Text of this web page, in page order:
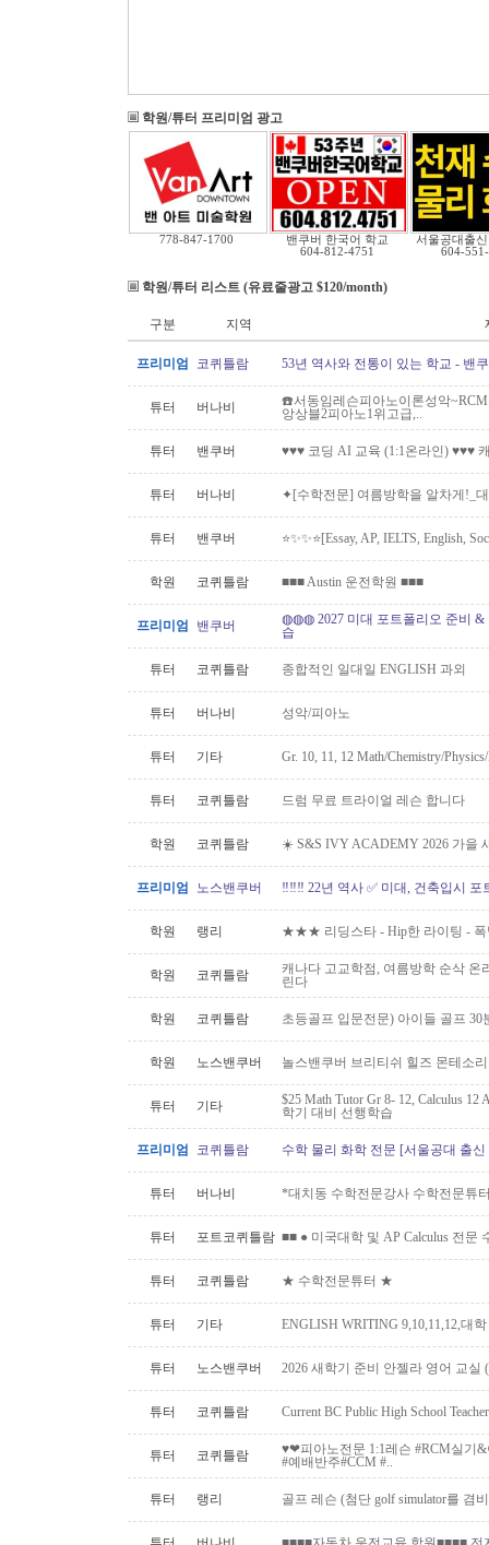
학원/튜터 프리미엄 광고
778-847-1700
밴쿠버 한국어 학교
604-812-4751
서울공대출
604-
학원/튜터 리스트 (유료줄광고 $120/month)
구분 지역
프리미엄 코퀴틀람 53년 역사와 전통이 있는 학교 - 밴
튜터 버나비
☎️서동임레슨피아노이론성악
앙상블2피아노1위고급,..
튜터 밴쿠버 ♥♥♥ 코딩 AI 교육 (1:1온라인) ♥♥♥
튜터 버나비 ✦[수학전문] 여름방학을 알차게!_
튜터 밴쿠버 ⭐️✨✨⭐️[Essay, AP, IELTS, English,
학원 코퀴틀람 ■■■ Austin 운전학원 ■■■
프리미엄 밴쿠버
◍◍◍ 2027 미대 포트폴리오 준비 &
습
튜터 코퀴틀람 종합적인 일대일 ENGLISH 과외
튜터 버나비 성악/피아노
튜터 기타 Gr. 10, 11, 12 Math/Chemistry/
튜터 코퀴틀람 드럼 무료 트라이얼 레슨 합니다
학원 코퀴틀람 ☀️ S&S IVY ACADEMY 2026 가을
프리미엄 노스밴쿠버 ‼️‼️‼️ 22년 역사 ✅ 미대, 건축입시 포
학원 랭리 ★★★ 리딩스타 - Hip한 라이팅 -
학원 코퀴틀람
캐나다 고교학점, 여름방학 순삭 온
린다
학원 코퀴틀람 초등골프 입문전문) 아이들 골프 30
학원 노스밴쿠버 놀스밴쿠버 브리티쉬 힐즈 몬테소
튜터 기타
$25 Math Tutor Gr 8- 12, Calculus
학기 대비 선행학습
프리미엄 코퀴틀람 수학 물리 화학 전문 [서울공대 출
튜터 버나비 *대치동 수학전문강사 수학전문튜
튜터 포트코퀴틀람 ■■ ● 미국대학 및 AP Calculus 전문
튜터 코퀴틀람 ★ 수학전문튜터 ★
튜터 기타 ENGLISH WRITING 9,10,11,12,대
튜터 노스밴쿠버 2026 새학기 준비 안젤라 영어 교실
튜터 코퀴틀람 Current BC Public High School
튜터 코퀴틀람
♥️❤피아노전문 1:1레슨 #RCM실기
#예배반주#CCM #..
튜터 랭리 골프 레슨 (첨단 golf simulator를 겸